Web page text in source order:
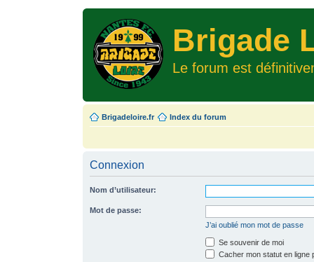
Brigade
Le forum est
Brigadeloire.fr Index du forum
Connexion
Nom d’utilisateur:
Mot de passe:
J’ai oublié mon mot de passe
Se souvenir de moi
Cacher mon statut en ligne